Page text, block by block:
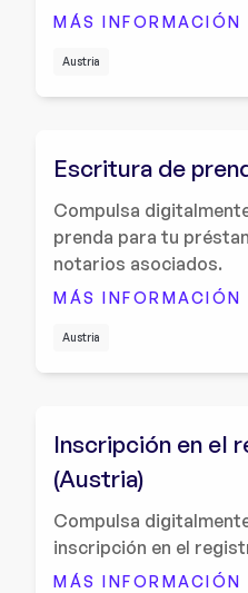
Austria
MÁS INFORMACIÓN
Austria
Escritura de
Compulsa
prenda para tu
notarios asociados.
MÁS INFORMACIÓN
Inscripción en el
(Austria)
Compulsa
inscripción en el
MÁS INFORMACIÓN